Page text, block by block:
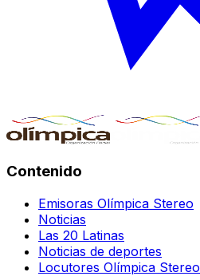
Contenido
Emisoras Olímpica Stereo
Noticias
Las 20 Latinas
Noticias de deportes
Locutores Olímpica Stereo